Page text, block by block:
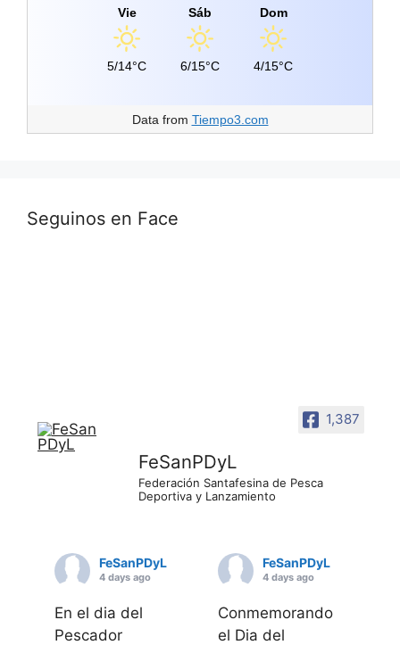
Vie
5/14°C
Sáb
6/15°C
Dom
4/15°C
Data from Tiempo3.com
Seguinos en Face
1,387
FeSanPDyL
Federación Santafesina de Pesca
Deportiva y Lanzamiento
FeSanPDyL
4 days ago
En el dia del
Pescador
FeSanPDyL
4 days ago
Conmemorando
el Dia del